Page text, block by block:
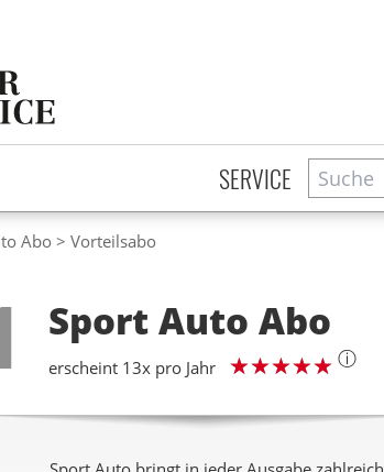
SERVICE Suche
Abo Vorteilsabo
Sport Auto Abo
erscheint 13x pro Jahr ⓘ